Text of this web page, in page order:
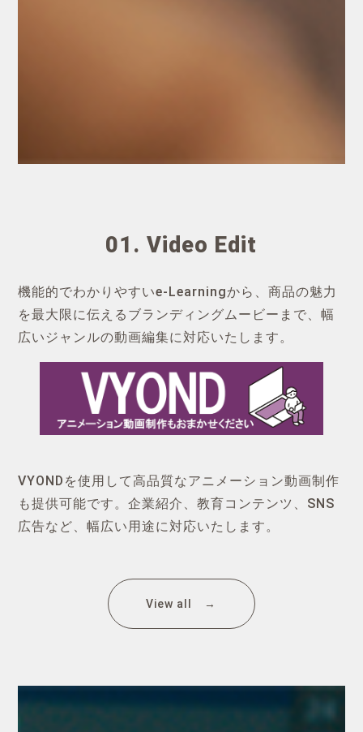
01. Video Edit
機能的でわかりやすいe-Learningから、商品の魅力
を最大限に伝えるブランディングムービーまで、幅
広いジャンルの動画編集に対応いたします。
VYONDを使用して高品質なアニメーション動画制作
も提供可能です。企業紹介、教育コンテンツ、SNS
広告など、幅広い用途に対応いたします。
View all →